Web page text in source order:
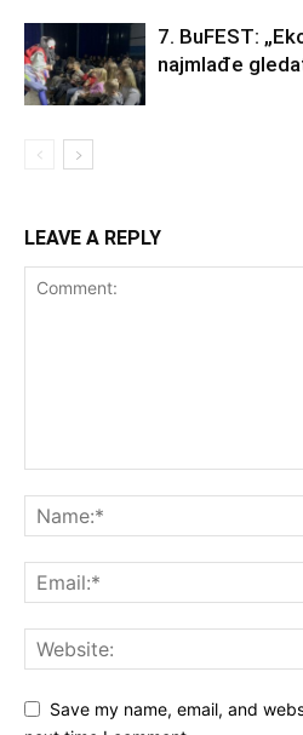
7. BuFEST:
najmlađe
LEAVE A REPLY
Save my name, email, and